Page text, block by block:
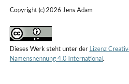
Copyright (c) 2026 Jens Adam
Dieses Werk steht unter der Lizenz
Namensnennung 4.0 International .